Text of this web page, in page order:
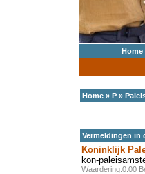
Home
Home » P »
Vermeldingen in
Koninklijk
kon-
Waardering:0.00